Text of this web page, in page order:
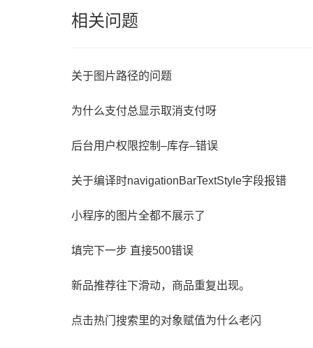
相关问题
关于图片路径的问题
为什么支付总显示取消支付呀
后台用户权限控制–库存–错误
关于编译时navigationBarTextStyle字段报错
小程序的图片全都不展示了
填完下一步 直接500错误
新品推荐往下滑动，商品重复出现。
点击热门搜索里的对象赋值为什么老闪